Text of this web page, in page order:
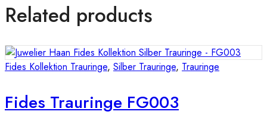
Related products
Fides Kollektion Trauringe, Silber Trauringe, Trauringe
Fides Trauringe FG003